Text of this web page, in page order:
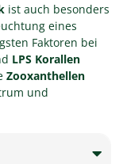
ist auch besonders
eines
Faktoren bei
LPS Korallen
Zooxanthellen
und